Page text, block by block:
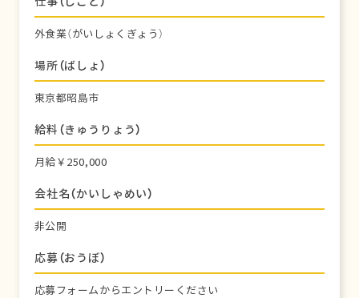
外食業（がいしょくぎょう）
場所（ばしょ）
東京都昭島市
給料（きゅうりょう）
月給￥250,000
会社名（かいしゃめい）
非公開
応募（おうぼ）
応募フォームからエントリーください